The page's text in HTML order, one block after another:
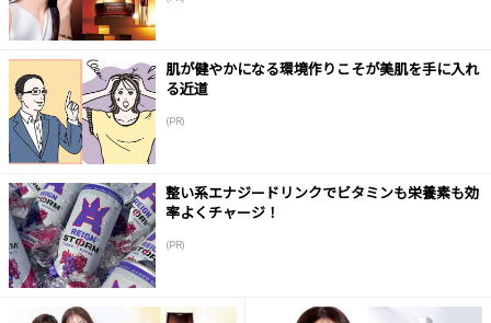
肌が健やかになる環境作りこそが美肌を手に入れ
る近道
(PR)
整い系エナジードリンクでビタミンも栄養素も効
率よくチャージ！
(PR)